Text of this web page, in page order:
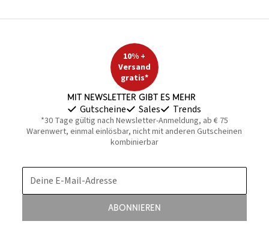
10% +
Versand
gratis*
Mit Newsletter gibt es mehr
Gutscheine Sales Trends
*30 Tage gültig nach Newsletter-Anmeldung, ab € 75
Warenwert, einmal einlösbar, nicht mit anderen Gutscheinen
kombinierbar
Deine E-Mail-Adresse
Abonnieren